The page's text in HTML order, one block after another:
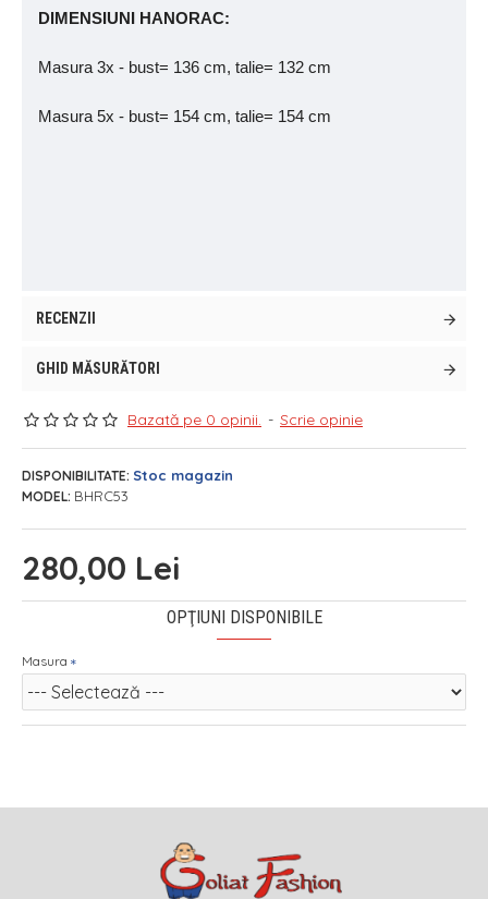
DIMENSIUNI HANORAC:
Masura 3x - bust= 136 cm, talie= 132 cm
Masura 5x - bust= 154 cm, talie= 154 cm
RECENZII
GHID MĂSURĂTORI
Bazată pe 0 opinii. - Scrie opinie
280,00 Lei
DISPONIBILITATE: Stoc magazin
MODEL: BHRC53
OPŢIUNI DISPONIBILE
Masura